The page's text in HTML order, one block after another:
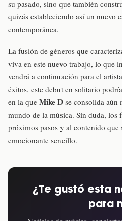
su pasado, sino que también
quizás estableciendo así un nuevo
contemporánea.
La fusión de géneros que
viva en este nuevo trabajo, lo que
vendrá a continuación para el
éxitos, este debut en solitario
en la que Mike D se consolida aún
mundo de la música. Sin duda, los
próximos pasos y al contenido que
emocionante sencillo.
¿Te gustó esta
para